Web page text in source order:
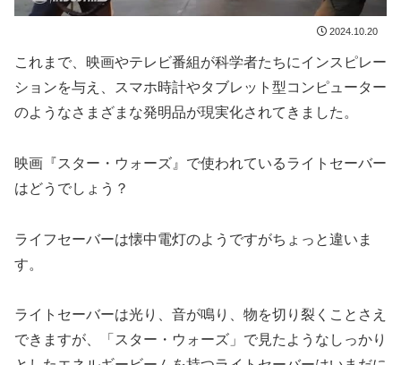
2024.10.20
これまで、映画やテレビ番組が科学者たちにインスピレー
ションを与え、スマホ時計やタブレット型コンピューター
のようなさまざまな発明品が現実化されてきました。
映画『スター・ウォーズ』で使われているライトセーバー
はどうでしょう？
ライフセーバーは懐中電灯のようですがちょっと違いま
す。
ライトセーバーは光り、音が鳴り、物を切り裂くことさえ
できますが、「スター・ウォーズ」で見たようなしっかり